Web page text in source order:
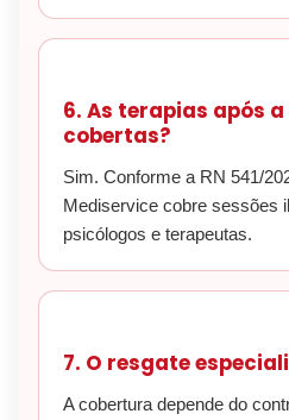
6. As terapias após
cobertas?
Sim. Conforme a RN 541/
Mediservice cobre sessões
psicólogos e terapeutas.
7. O resgate
A cobertura depende do